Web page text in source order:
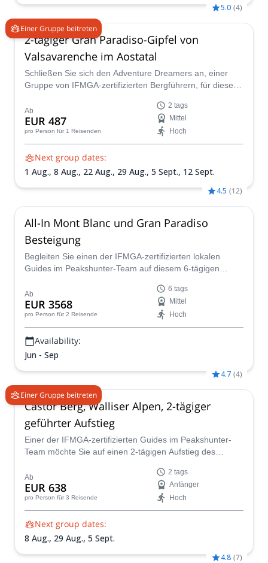
Einer Gruppe beitreten
5.0 (4)
2-tägiger Gran Paradiso-Gipfel von
Valsavarenche im Aostatal
Schließen Sie sich den Adventure Dreamers an, einer
Gruppe von IFMGA-zertifizierten Bergführern, für diesen
Aufstieg auf den Gran Paradiso. Genießen Sie einen
atemberaubenden Anstieg durch den Nationalpark, bevor
Sie einen Gletscher überqueren, um den Gipfel dieses
ikonischen Alpengipfels zu erreichen.
Ab
EUR 487
pro Person für 1 Reisenden
2 tags
Mittel
Hoch
Next group dates:
1 Aug., 8 Aug., 22 Aug., 29 Aug., 5 Sept., 12 Sept.
4.5 (12)
All-In Mont Blanc und Gran Paradiso
Besteigung
Begleiten Sie einen der IFMGA-zertifizierten lokalen
Guides im Peakshunter-Team auf diesem 6-tägigen
und den Mont Blanc über die einfachste Route, die
Goûter-Route, zu erreichen.
Ab
EUR 3568
pro Person für 2 Reisende
6 tags
Mittel
Hoch
Availability:
Jun - Sep
Einer Gruppe beitreten
4.7 (4)
Castor Berg, Walliser Alpen, 2-tägiger
geführter Aufstieg
Einer der IFMGA-zertifizierten Guides im Peakshunter-
Team möchte Sie auf einen 2-tägigen Aufstieg des
führen, neben seinem Zwillingsgipfel Pollux.
Ab
EUR 638
pro Person für 3 Reisende
2 tags
Anfänger
Hoch
Next group dates:
8 Aug., 29 Aug., 5 Sept.
4.8 (7)